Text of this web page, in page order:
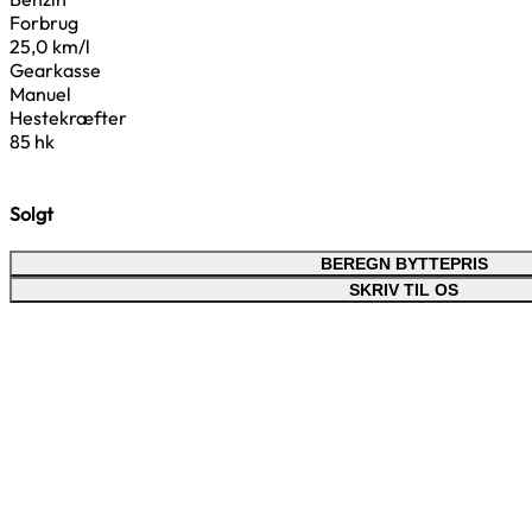
Forbrug
25,0 km/l
Gearkasse
Manuel
Hestekræfter
85 hk
Solgt
BEREGN BYTTEPRIS
SKRIV TIL OS